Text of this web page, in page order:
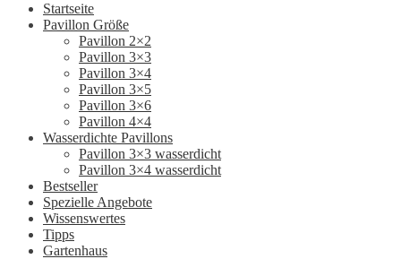
Startseite
Pavillon Größe
Pavillon 2×2
Pavillon 3×3
Pavillon 3×4
Pavillon 3×5
Pavillon 3×6
Pavillon 4×4
Wasserdichte Pavillons
Pavillon 3×3 wasserdicht
Pavillon 3×4 wasserdicht
Bestseller
Spezielle Angebote
Wissenswertes
Tipps
Gartenhaus